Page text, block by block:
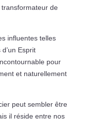
transformateur de
influentes telles
Esprit
pour
et naturellement
peut sembler être
il réside entre nos